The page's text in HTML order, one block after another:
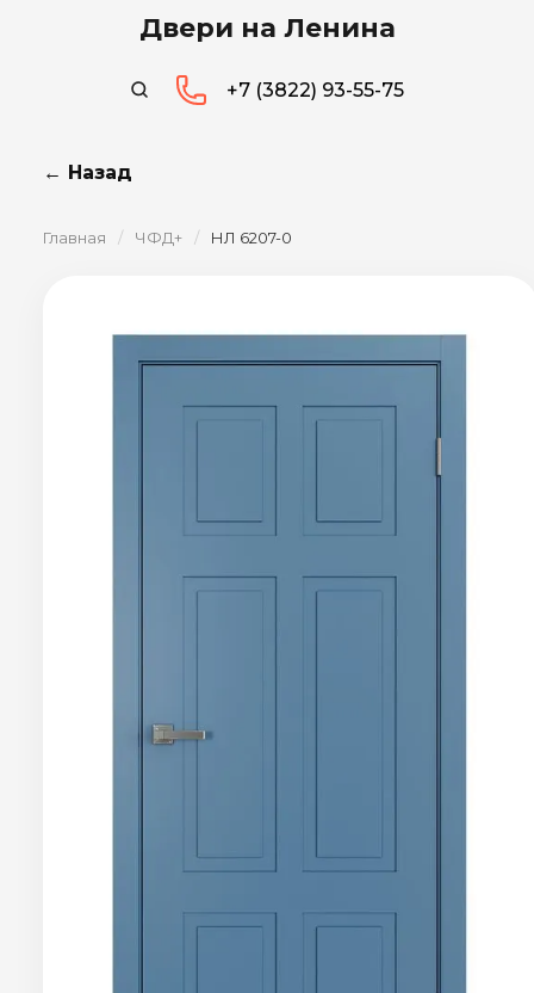
Двери на Ленина
+7 (3822) 93-55-75
← Назад
Главная / ЧФД+ / НЛ 6207-0